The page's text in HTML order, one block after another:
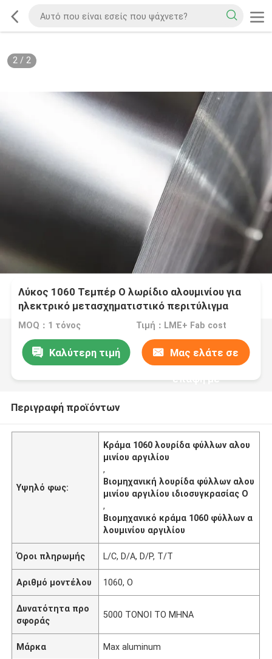
2/ 2
Λύκος 1060 Τεμπέρ Ο λωρίδιο αλουμινίου για
ηλεκτρικό μετασχηματιστικό περιτύλιγμα
MOQ：1 τόνος Τιμή：LME+ Fab cost
Καλύτερη τιμή Μας ελάτε σε
επαφή με
Περιγραφή προϊόντων
Υψηλό φως:
Κράμα 1060 λουρίδα φύλλων αλου
μινίου αργιλίου
,
Βιομηχανική λουρίδα φύλλων αλου
μινίου αργιλίου ιδιοσυγκρασίας Ο
,
Βιομηχανικό κράμα 1060 φύλλων α
λουμινίου αργιλίου
Όροι πληρωμής L/C, D/A, D/P, T/T
Αριθμό μοντέλου 1060, Ο
Δυνατότητα προ
σφοράς
5000 ΤΟΝΟΙ ΤΟ ΜΗΝΑ
Μάρκα Max aluminum